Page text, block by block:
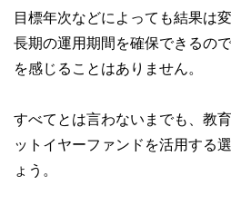
目標年次などによっても結果は
長期の運用期間を確保できるの
を感じることはありません。
すべてとは言わないまでも、教
ットイヤーファンドを活用する
ょう。